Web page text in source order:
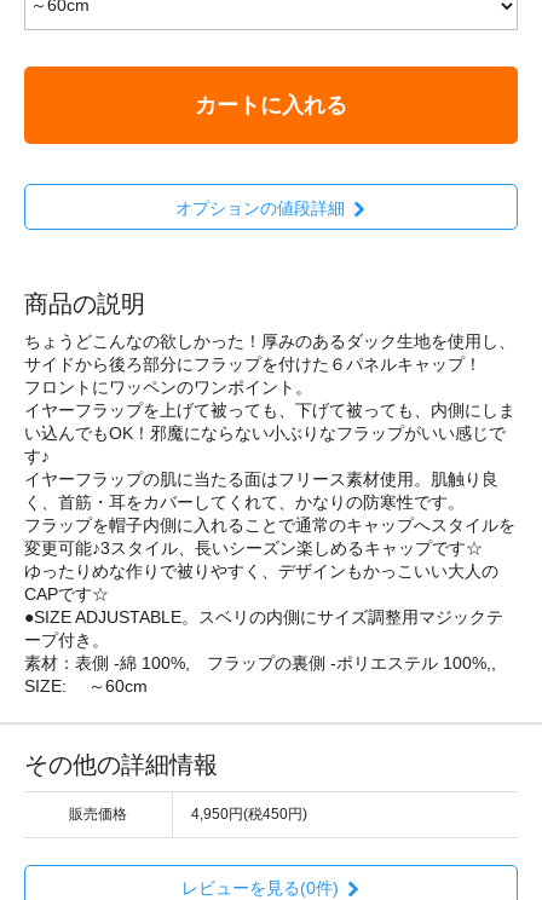
カートに入れる
オプションの値段詳細
商品の説明
ちょうどこんなの欲しかった！厚みのあるダック生地を使用し、
サイドから後ろ部分にフラップを付けた６パネルキャップ！
フロントにワッペンのワンポイント。
イヤーフラップを上げて被っても、下げて被っても、内側にしま
い込んでもOK！邪魔にならない小ぶりなフラップがいい感じで
す♪
イヤーフラップの肌に当たる面はフリース素材使用。肌触り良
く、首筋・耳をカバーしてくれて、かなりの防寒性です。
フラップを帽子内側に入れることで通常のキャップへスタイルを
変更可能♪3スタイル、長いシーズン楽しめるキャップです☆
ゆったりめな作りで被りやすく、デザインもかっこいい大人の
CAPです☆
●SIZE ADJUSTABLE。スベリの内側にサイズ調整用マジックテ
ープ付き。
素材：表側 -綿 100%, フラップの裏側 -ポリエステル 100%,,
SIZE: ～60cm
その他の詳細情報
販売価格 4,950円(税450円)
レビューを見る(0件)